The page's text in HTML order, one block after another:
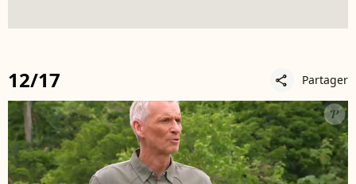
12/17 share Partager